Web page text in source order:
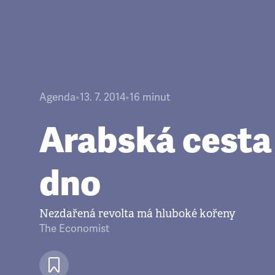
Agenda•13. 7. 2014•16 minut
Arabská
dno
Nezdařená revolta má hluboké kořeny
The Economist